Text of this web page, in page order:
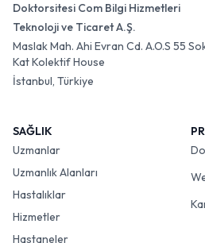
Doktorsitesi Com Bilgi Hizmetleri
Teknoloji ve Ticaret A.Ş.
Maslak Mah. Ahi Evran Cd. A.O.S 55
Kat Kolektif House
İstanbul, Türkiye
SAĞLIK
Uzmanlar
Uzmanlık Alanları
Hastalıklar
Hizmetler
Hastaneler